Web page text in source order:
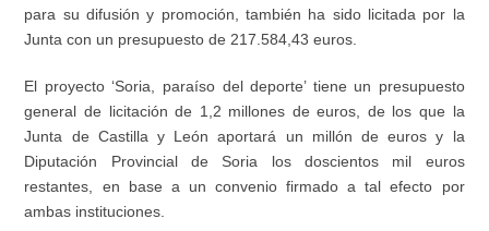
para su difusión y promoción, también ha sido licitada por la
Junta con un presupuesto de 217.584,43 euros.
El proyecto ‘Soria, paraíso del deporte’ tiene un presupuesto
general de licitación de 1,2 millones de euros, de los que la
Junta de Castilla y León aportará un millón de euros y la
Diputación Provincial de Soria los doscientos mil euros
restantes, en base a un convenio firmado a tal efecto por
ambas instituciones.